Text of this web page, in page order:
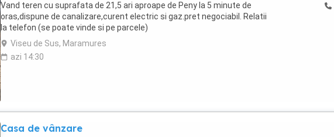
Vand teren cu suprafata de 21,5 ari aproape de Peny la 5 minute de
oras,dispune de canalizare,curent electric si gaz.pret negociabil. Relatii
la telefon (se poate vinde si pe parcele)
Viseu de Sus, Maramures
azi 14:30
Casa de vânzare